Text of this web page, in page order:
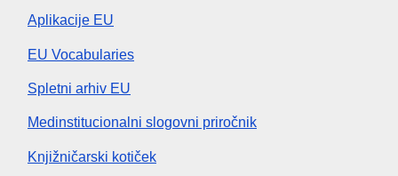
Aplikacije EU
EU Vocabularies
Spletni arhiv EU
Medinstitucionalni slogovni priročnik
Knjižničarski kotiček